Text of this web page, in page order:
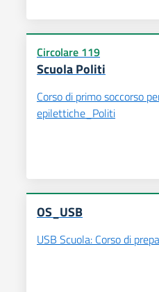
Circolare 119
Scuola Politi
Corso di primo soccorso
epilettiche_Politi
OS_USB
USB Scuola: Corso di